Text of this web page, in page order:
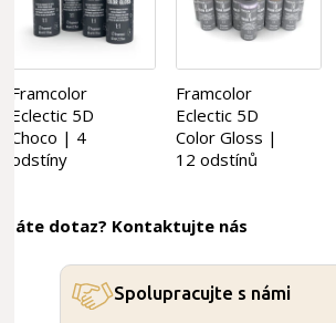
Framcolor
Eclectic 5D
Choco | 4
odstíny
Framcolor
Eclectic 5D
Color Gloss |
12 odstínů
Máte dotaz? Kontaktujte nás
Spolupracujte s námi